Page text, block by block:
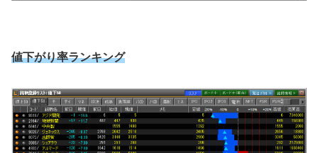
値下がり率ランキング